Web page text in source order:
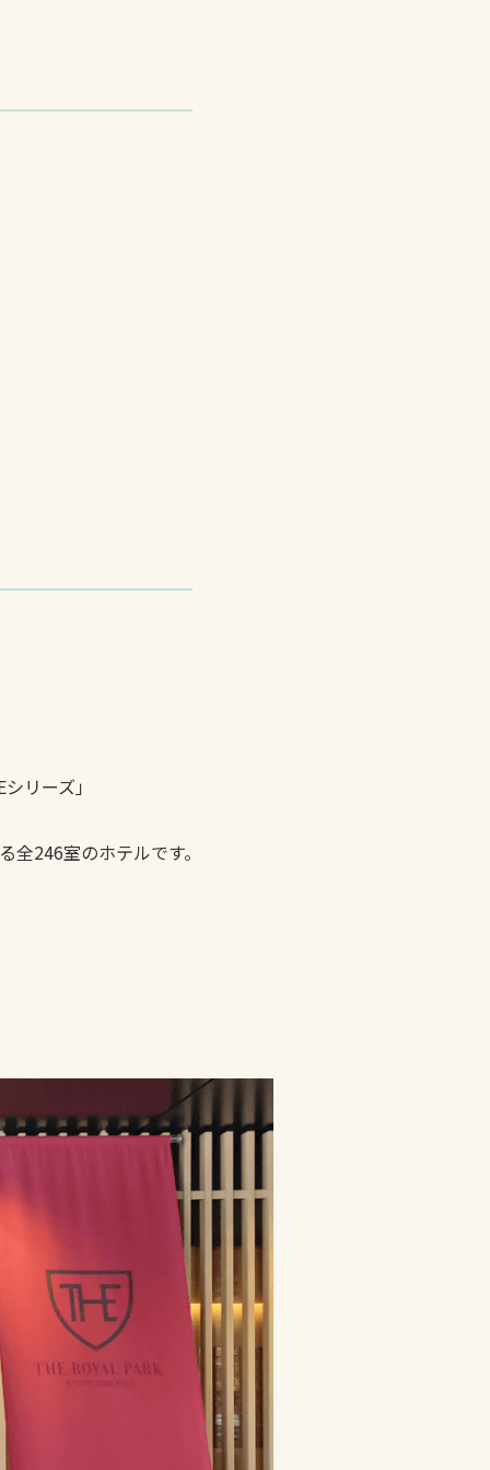
リーズ」
246室のホテルです。